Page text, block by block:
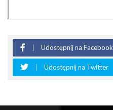
Udostępnij na Facebook
Udostępnij na Twitter